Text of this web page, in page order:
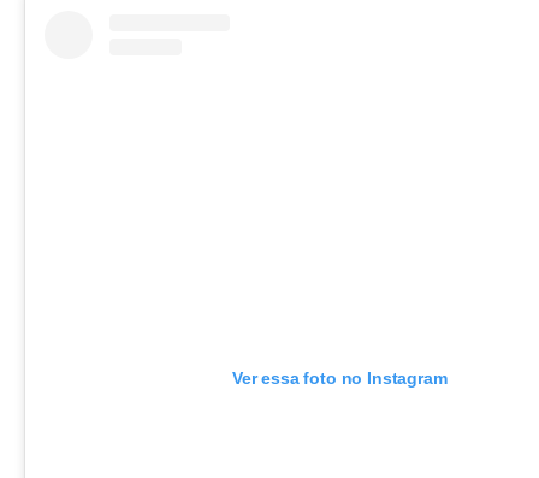
Ver essa foto no Instagram